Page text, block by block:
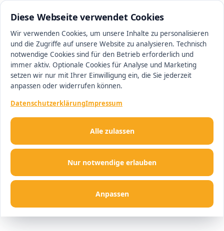
Diese Webseite verwendet Cookies
Wir verwenden Cookies, um unsere Inhalte zu personalisieren
und die Zugriffe auf unsere Website zu analysieren. Technisch
notwendige Cookies sind für den Betrieb erforderlich und
immer aktiv. Optionale Cookies für Analyse und Marketing
setzen wir nur mit Ihrer Einwilligung ein, die Sie jederzeit
anpassen oder widerrufen können.
DatenschutzerklärungImpressum
Nur notwendige erlauben
Anpassen
Alle zulassen